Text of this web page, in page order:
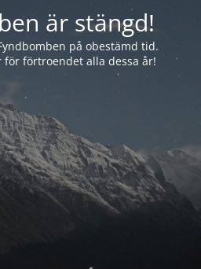
är stängd!
på obestämd tid.
för förtroendet alla dessa år!